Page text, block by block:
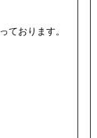
ております。